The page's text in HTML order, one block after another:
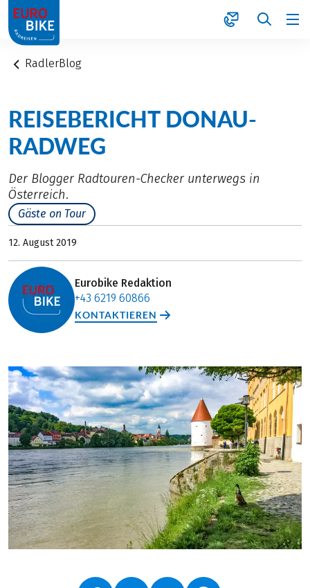
1
RadlerBlog
REISEBERICHT DONAU-
RADWEG
Der Blogger Radtouren-Checker unterwegs in
Österreich.
Gäste on Tour
12. August 2019
Eurobike Redaktion
+43 6219 60866
KONTAKTIEREN